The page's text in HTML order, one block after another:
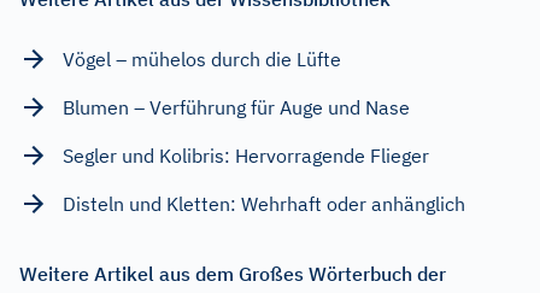
Vögel – mühelos durch die Lüfte
Blumen – Verführung für Auge und Nase
Segler und Kolibris: Hervorragende Flieger
Disteln und Kletten: Wehrhaft oder anhänglich
Weitere Artikel aus dem Großes Wörterbuch der